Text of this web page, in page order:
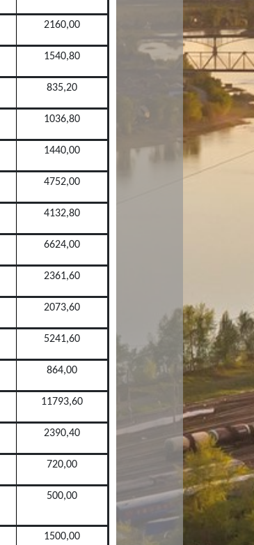
2160,00
1540,80
835,20
1036,80
1440,00
4752,00
4132,80
6624,00
2361,60
2073,60
5241,60
864,00
11793,60
2390,40
720,00
500,00
1500,00